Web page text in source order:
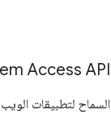
Access API
السماح لتطبيقات